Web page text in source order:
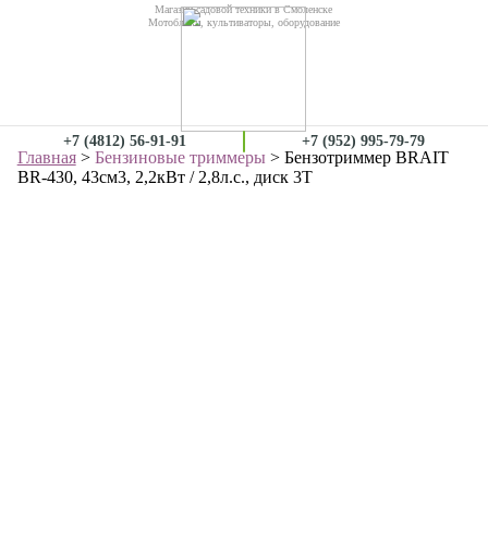
Магазин садовой техники в Смоленске
Мотоблоки, культиваторы, оборудование
+7 (4812) 56-91-91 +7 (952) 995-79-79
Главная> Бензиновые триммеры> Бензотриммер BRAIT
BR-430, 43см3, 2,2кВт / 2,8л.с., диск 3Т